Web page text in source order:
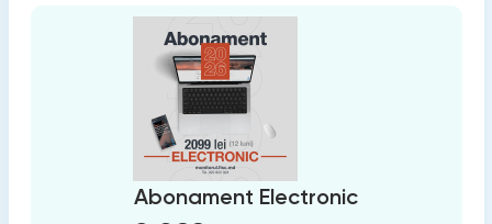
Abonament Electronic